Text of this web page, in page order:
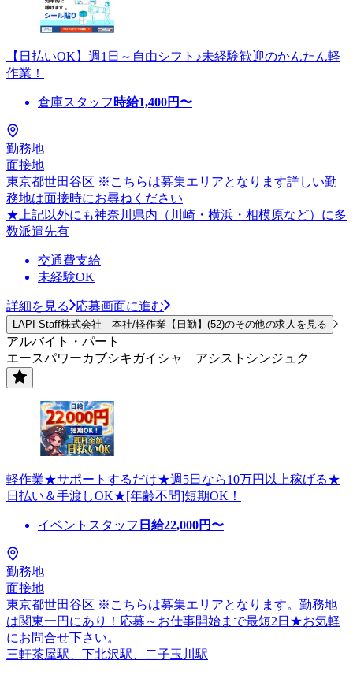
【日払いOK】週1日～自由シフト♪未経験歓迎のかんたん軽
作業！
倉庫スタッフ 時給1,400円〜
勤務地
面接地
東京都世田谷区 ※こちらは募集エリアとなります詳しい勤
務地は面接時にお尋ねください
★上記以外にも神奈川県内（川崎・横浜・相模原など）に多
数派遣先有
交通費支給
未経験OK
詳細を見る 応募画面に進む
LAPI-Staff株式会社 本社/軽作業【日勤】(52)のその他の求人を見る
アルバイト・パート
エースパワーカブシキガイシャ アシストシンジュク
軽作業★サポートするだけ★週5日なら10万円以上稼げる★
日払い＆手渡しOK★[年齢不問]短期OK！
イベントスタッフ 日給22,000円〜
勤務地
面接地
東京都世田谷区 ※こちらは募集エリアとなります。勤務地
は関東一円にあり！応募～お仕事開始まで最短2日★お気軽
にお問合せ下さい。
三軒茶屋駅、下北沢駅、二子玉川駅